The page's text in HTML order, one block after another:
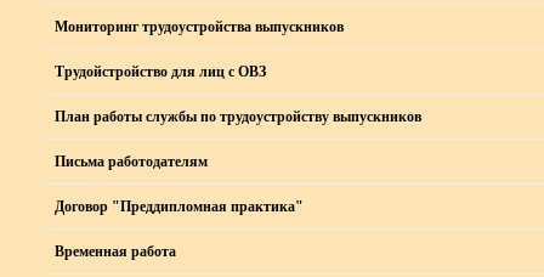
Мониторинг трудоустройства выпускников
Трудойстройство для лиц с ОВЗ
План работы службы по трудоустройству выпускников
Письма работодателям
Договор "Преддипломная практика"
Временная работа